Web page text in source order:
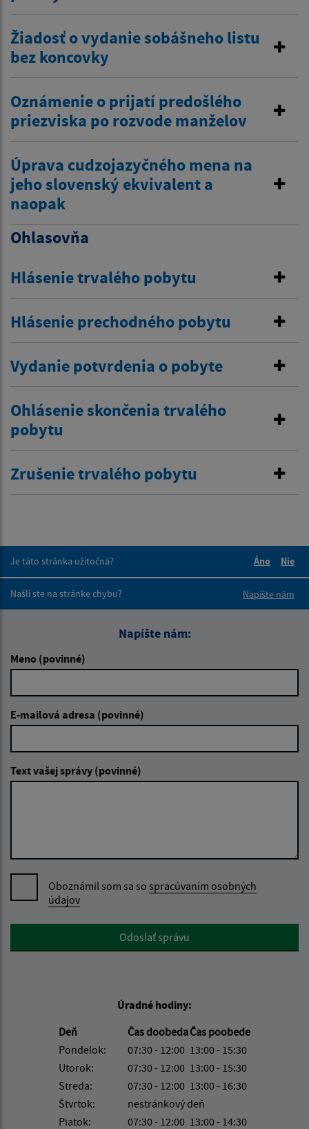
Žiadosť o vydanie sobášneho listu
bez koncovky
Oznámenie o prijatí predošlého
priezviska po rozvode manželov
Úprava cudzojazyčného mena na
jeho slovenský ekvivalent a
naopak
Ohlasovňa
Hlásenie trvalého pobytu
Hlásenie prechodného pobytu
Vydanie potvrdenia o pobyte
Ohlásenie skončenia trvalého
pobytu
Zrušenie trvalého pobytu
Je táto stránka užitočná?
Áno
Nie
Našli ste na stránke chybu?
Napíšte nám
Napíšte nám:
Meno (povinné)
E-mailová adresa (povinné)
Text vašej správy (povinné)
Oboznámil som sa so spracúvaním osobných
údajov
Google reCaptcha ResponseOdoslať správu
Úradné hodiny:
Deň
Čas doobedaČas poobede
Pondelok:
07:30 - 12:00 13:00 - 15:30
Utorok:
07:30 - 12:00 13:00 - 15:30
Streda:
07:30 - 12:00 13:00 - 16:30
Štvrtok:
nestránkový deň
Piatok:
07:30 - 12:00 13:00 - 14:30